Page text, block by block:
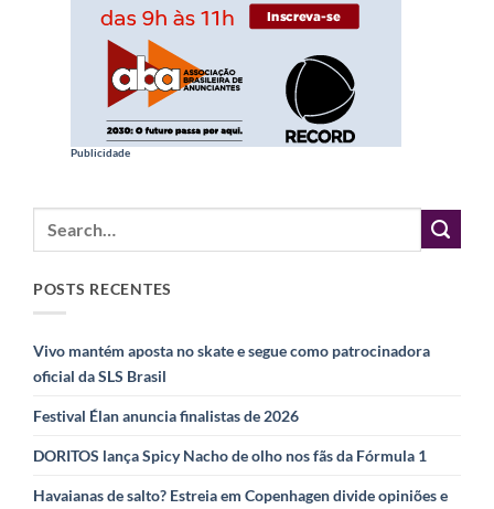
Publicidade
POSTS RECENTES
Vivo mantém aposta no skate e segue como patrocinadora
oficial da SLS Brasil
Festival Élan anuncia finalistas de 2026
DORITOS lança Spicy Nacho de olho nos fãs da Fórmula 1
Havaianas de salto? Estreia em Copenhagen divide opiniões e